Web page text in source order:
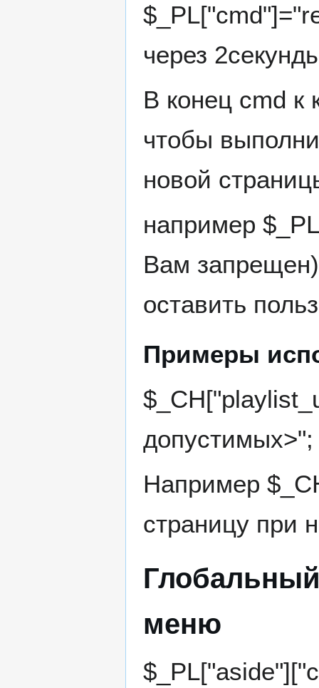
через
В конец cmd
чтобы
новой
например
Вам
оставить
Примеры
допустимых>";
Например
страницу при
меню